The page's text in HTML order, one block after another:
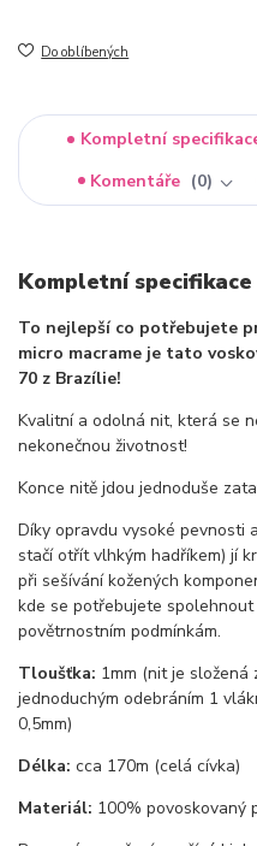
Do oblíbených
Kompletní
Komentáře
0
Kompletní specifikace
To nejlepší co potřebujete
micro macrame je tato
70 z Brazílie!
Kvalitní a odolná nit, která se
nekonečnou životnost!
Konce nitě jdou jednoduše
Díky opravdu vysoké pevnosti
stačí otřít vlhkým hadříkem) jí
při sešívání kožených
kde se potřebujete
povětrnostním podmínkám.
Tloušťka: 1mm (nit je
jednoduchým odebráním 1
0,5mm)
Délka: cca 170m (celá cívka)
Materiál: 100% povoskovaný